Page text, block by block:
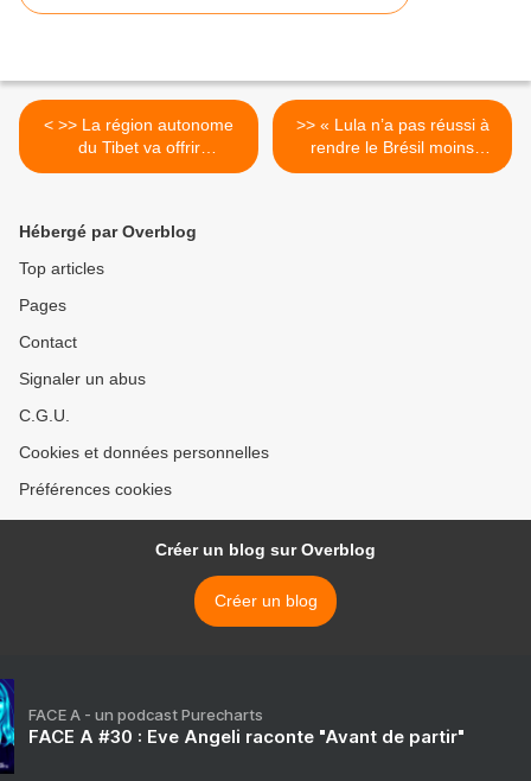
< >> La région autonome
du Tibet va offrir
gratuitement une éducation
>> « Lula n’a pas réussi à
rendre le Brésil moins
inégalitaire » >
Hébergé par Overblog
Top articles
Pages
Contact
Signaler un abus
C.G.U.
Cookies et données personnelles
Préférences cookies
Créer un blog sur Overblog
Créer un blog
FACE A - un podcast Purecharts
FACE A #30 : Eve Angeli raconte "Avant de partir"